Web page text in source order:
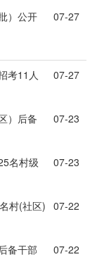
）公开
07-27
考11人
07-27
）后备
07-23
名村级
07-23
村(社区) 07-22
备干部
07-22